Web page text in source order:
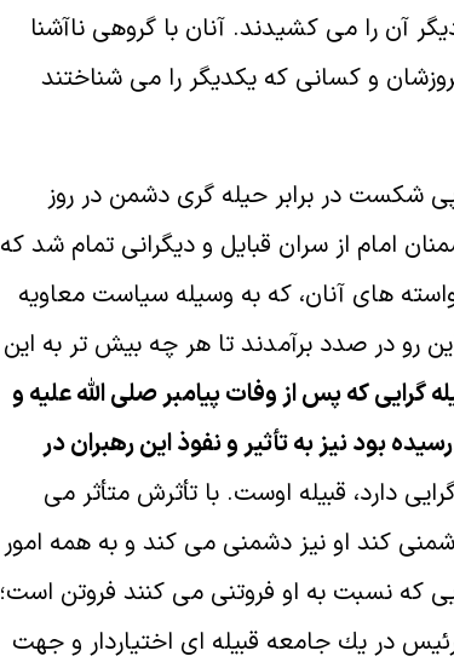
آن را مى كشيدند. آنان با گروهى ناآشنا
و كسانى كه يكديگر را مى شناختند
شكست در برابر حيله گرى دشمن در روز
امام از سران قبايل و ديگرانى تمام شد كه
هاى آنان، كه به وسيله سياست معاويه
رو در صدد برآمدند تا هر چه بيش تر به اين
گرايى كه پس از وفات پيامبر صلى الله عليه و
بود نيز به تأثير و نفوذ اين رهبران در
دارد، قبيله اوست. با تأثرش متأثر مى
كند او نيز دشمنى مى كند و به همه امور
كه نسبت به او فروتنى مى كنند فروتن است؛
در يك جامعه قبيله اى اختياردار و جهت